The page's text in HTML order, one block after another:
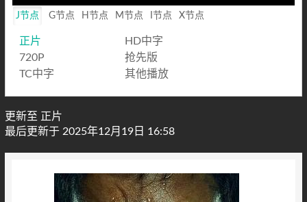
J节点 G节点 H节点 M节点 I节点 X节点
正片
HD中字
720P
抢先版
TC中字
其他播放
更新至 正片
最后更新于 2025年12月19日 16:58